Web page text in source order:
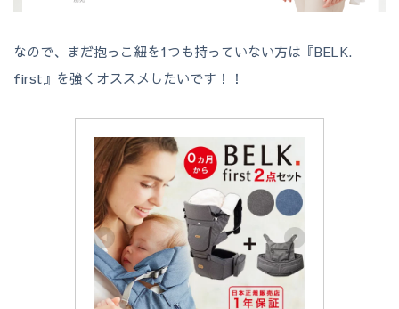
なので、まだ抱っこ紐を1つも持っていない方は『BELK.
first』を強くオススメしたいです！！